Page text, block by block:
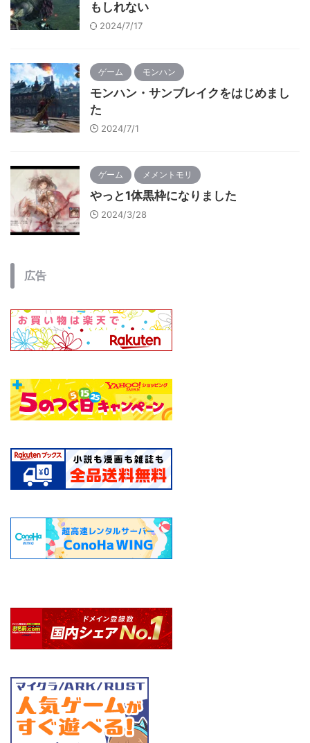
もしれない
2024/7/17
ゲーム モンハン
モンハン・サンブレイクをはじめまし
た
2024/7/1
ゲーム メメントモリ
やっと1体黒枠になりました
2024/3/28
広告